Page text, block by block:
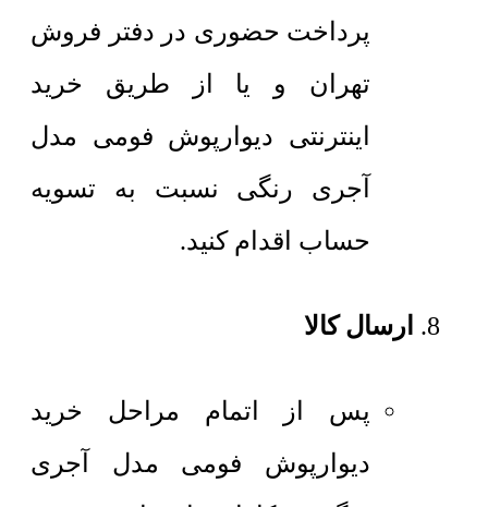
پرداخت حضوری در دفتر فروش
تهران و یا از طریق خرید
اینترنتی دیوارپوش فومی مدل
آجری رنگی نسبت به تسویه
حساب اقدام کنید.
ارسال کالا
پس از اتمام مراحل خرید
دیوارپوش فومی مدل آجری